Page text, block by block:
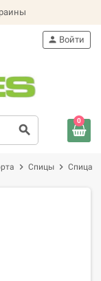
search
person Войти
0
chevron_right Спицы chevron_right Спица